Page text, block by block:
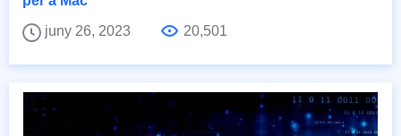
juny 26, 2023
20,501